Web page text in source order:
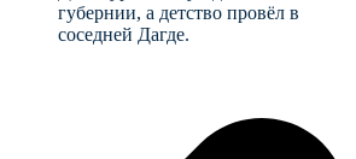
губернии, а детство провёл в
соседней Дагде.